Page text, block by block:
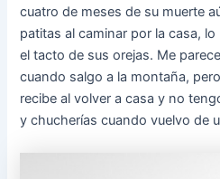
cuatro de meses de su muerte
patitas al caminar por la casa,
el tacto de sus orejas. Me
cuando salgo a la montaña,
recibe al volver a casa y no
y chucherías cuando vuelvo de